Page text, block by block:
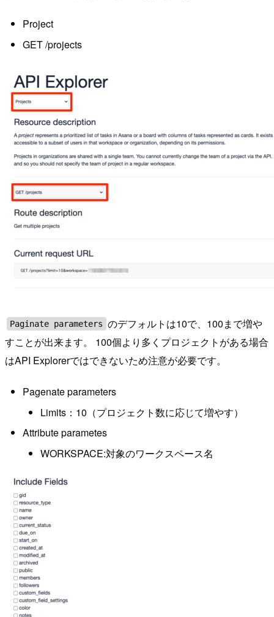
Project
GET /projects
Paginate parameters のデフォルトは10で、100まで増や
すことが出来ます。 100個より多くプロジェクトがある場合
はAPI Explorerではできないため注意が必要です。
Pagenate parameters
Limits：10（プロジェクト数に応じて増やす）
Attribute parametes
WORKSPACE:対象のワークスペース名